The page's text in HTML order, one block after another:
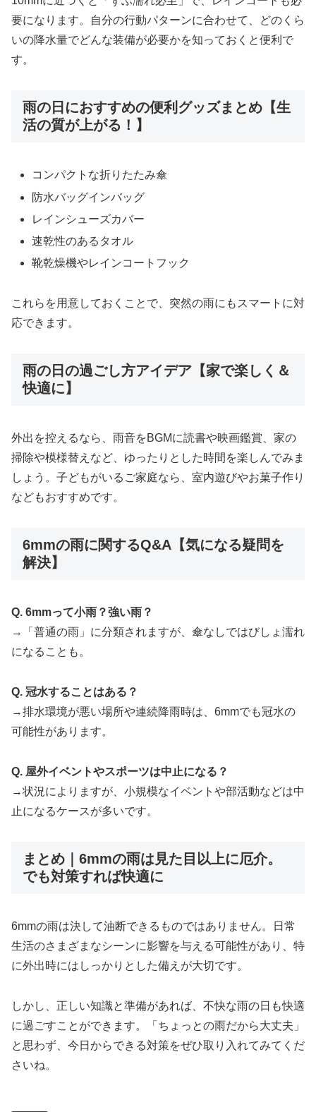
要になります。自分の行動パターンに合わせて、どのくら
いの降水量でどんな装備が必要かを知っておくと便利で
す。
雨の日におすすめの便利グッズまとめ【生
活の質が上がる！】
コンパクトな折りたたみ傘
防水バッグインバッグ
レインシューズカバー
速乾性のあるタオル
靴乾燥機やレインコートフック
これらを用意しておくことで、突然の雨にもスマートに対
応できます。
雨の日の過ごし方アイデア【家で楽しく＆
快適に】
外出を控えるなら、雨音をBGMに読書や映画鑑賞、家の
掃除や模様替えなど、ゆったりとした時間を楽しんでみま
しょう。子どもがいるご家庭なら、室内遊びやお菓子作り
などもおすすめです。
6mmの雨に関するQ&A【気になる疑問を
解決】
Q. 6mmって小雨？強い雨？
→「普通の雨」に分類されますが、傘なしではびしょ濡れ
になることも。
Q. 冠水することはある？
→排水環境が悪い場所や連続降雨時は、6mmでも冠水の
可能性があります。
Q. 屋外イベントやスポーツは中止になる？
→状況によりますが、小規模なイベントや部活動などは中
止になるケースが多いです。
まとめ｜6mmの雨は見た目以上に厄介。
でも対策すれば快適に
6mmの雨は決して油断できるものではありません。日常
生活のさまざまなシーンに影響を与える可能性があり、特
に外出時にはしっかりとした備えが大切です。
しかし、正しい知識と準備があれば、不快な雨の日も快適
に過ごすことができます。「ちょっとの雨だから大丈夫」
と思わず、今日からできる対策をぜひ取り入れてみてくだ
さいね。